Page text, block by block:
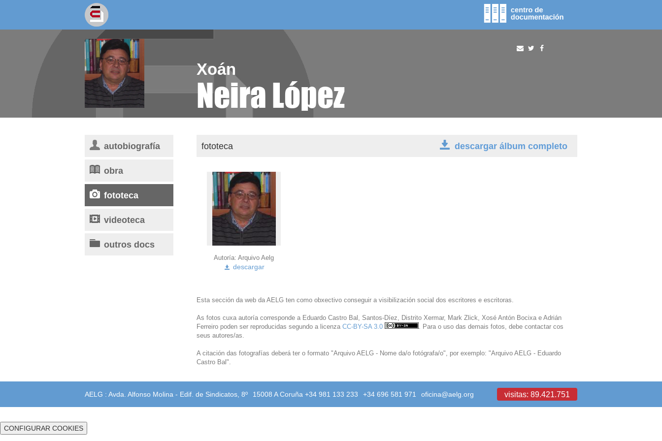
socios/as fototeca procura
Xoán
Neira López
autobiografía
obra
fototeca
videoteca
outros docs
fototeca descargar álbum completo
Autoría: ArquivoAelg
descargar
Esta sección da web da AELG ten como obxectivo conseguir a visibilización social dos escritores e escritoras.
As fotos cuxa autoría corresponde a Eduardo Castro Bal, Santos-Díez, Distrito Xermar, Mark Zlick, Xosé Antón Bocixa e Adrián
Ferreiro poden ser reproducidas segundo a licenza CC-BY-SA 3.0
. Para o uso das demais fotos, debe contactar cos
seus autores/as.
A citación das fotografías deberá ter o formato "Arquivo AELG - Nome da/o fotógrafa/o", por exemplo: "Arquivo AELG - Eduardo
Castro Bal".
AELG : Avda. Alfonso Molina - Edif. de Sindicatos, 8º 15008 A Coruña +34 981 133 233 +34 696 581 971 oficina@aelg.org visitas: 89.421.751
CONFIGURAR COOKIES